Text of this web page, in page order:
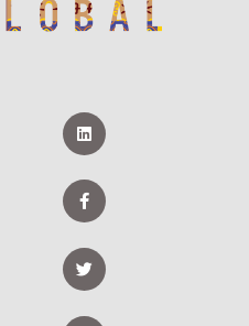
L
i
n
e
d
F
a
c
b
o
o
-
T
w
i
t